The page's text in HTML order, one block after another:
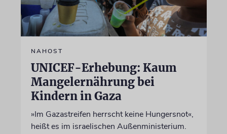
NAHOST
UNICEF-Erhebung: Kaum
Mangelernährung bei
Kindern in Gaza
»Im Gazastreifen herrscht keine Hungersnot«,
heißt es im israelischen Außenministerium.